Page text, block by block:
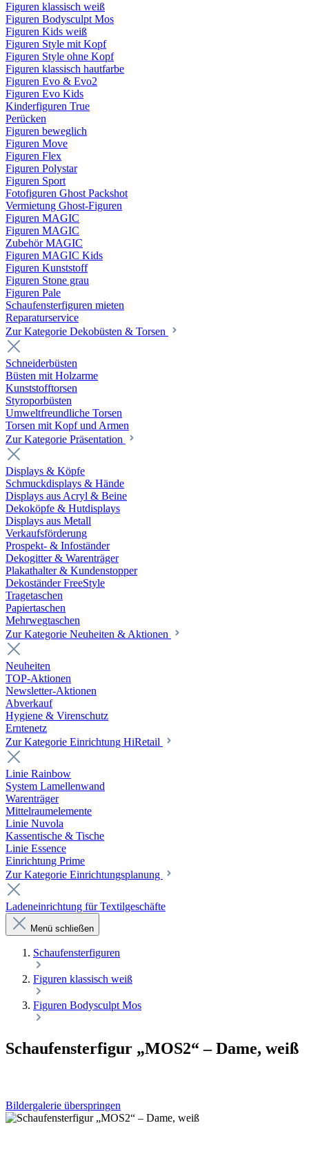
Figuren klassisch weiß
Figuren Bodysculpt Mos
Figuren Kids weiß
Figuren Style mit Kopf
Figuren Style ohne Kopf
Figuren klassisch hautfarbe
Figuren Evo & Evo2
Figuren Evo Kids
Kinderfiguren True
Perücken
Figuren beweglich
Figuren Move
Figuren Flex
Figuren Polystar
Figuren Sport
Fotofiguren Ghost Packshot
Vermietung Ghost-Figuren
Figuren MAGIC
Figuren MAGIC
Zubehör MAGIC
Figuren MAGIC Kids
Figuren Kunststoff
Figuren Stone grau
Figuren Pale
Schaufensterfiguren mieten
Reparaturservice
Zur Kategorie Dekobüsten & Torsen
Schneiderbüsten
Büsten mit Holzarme
Kunststofftorsen
Styroporbüsten
Umweltfreundliche Torsen
Torsen mit Kopf und Armen
Zur Kategorie Präsentation
Displays & Köpfe
Schmuckdisplays & Hände
Displays aus Acryl & Beine
Dekoköpfe & Hutdisplays
Displays aus Metall
Verkaufsförderung
Prospekt- & Infoständer
Dekogitter & Warenträger
Plakathalter & Kundenstopper
Dekoständer FreeStyle
Tragetaschen
Papiertaschen
Mehrwegtaschen
Zur Kategorie Neuheiten & Aktionen
Neuheiten
TOP-Aktionen
Newsletter-Aktionen
Abverkauf
Hygiene & Virenschutz
Erntenetz
Zur Kategorie Einrichtung HiRetail
Linie Rainbow
System Lamellenwand
Warenträger
Mittelraumelemente
Linie Nuvola
Kassentische & Tische
Linie Essence
Einrichtung Prime
Zur Kategorie Einrichtungsplanung
Ladeneinrichtung für Textilgeschäfte
Menü schließen
Schaufenster­figuren
Figuren klassisch weiß
Figuren Bodysculpt Mos
Schaufensterfigur „MOS2“ – Dame, weiß
Bildergalerie überspringen